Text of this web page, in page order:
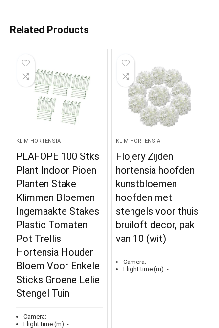
Related Products
KLIM HORTENSIA
PLAFOPE 100 Stks
Plant Indoor Pioen
Planten Stake
Klimmen Bloemen
Ingemaakte Stakes
Plastic Tomaten
Pot Trellis
Hortensia Houder
Bloem Voor Enkele
Sticks Groene Lelie
Stengel Tuin
Camera: -
Flight time (m): -
KLIM HORTENSIA
Flojery Zijden
hortensia hoofden
kunstbloemen
hoofden met
stengels voor thuis
bruiloft decor, pak
van 10 (wit)
Camera: -
Flight time (m): -